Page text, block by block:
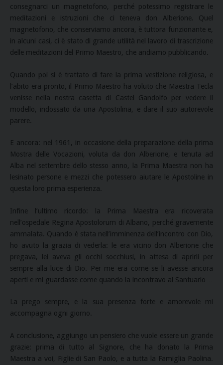
consegnarci un magnetofono, perché potessimo registrare le
meditazioni e istruzioni che ci teneva don Alberione. Quel
magnetofono, che conserviamo ancora, è tuttora funzionante e,
in alcuni casi, ci è stato di grande utilità nel lavoro di trascrizione
delle meditazioni del Primo Maestro, che andiamo pubblicando.
Quando poi si è trattato di fare la prima vestizione religiosa, e
l’abito era pronto, il Primo Maestro ha voluto che Maestra Tecla
venisse nella nostra casetta di Castel Gandolfo per vedere il
modello, indossato da una Apostolina, e dare il suo autorevole
parere.
E ancora: nel 1961, in occasione della preparazione della prima
Mostra delle Vocazioni, voluta da don Alberione, e tenuta ad
Alba nel settembre dello stesso anno, la Prima Maestra non ha
lesinato persone e mezzi che potessero aiutare le Apostoline in
questa loro prima esperienza.
Infine l’ultimo ricordo: la Prima Maestra era ricoverata
nell’ospedale Regina Apostolorum di Albano, perché gravemente
ammalata. Quando è stata nell’imminenza dell’incontro con Dio,
ho avuto la grazia di vederla: le era vicino don Alberione che
pregava, lei aveva gli occhi socchiusi, in attesa di aprirli per
sempre alla luce di Dio. Per me era come se li avesse ancora
aperti e mi guardasse come quando la incontravo al Santuario…
La prego sempre, e la sua presenza forte e amorevole mi
accompagna ogni giorno.
A conclusione, aggiungo un pensiero che vuole essere un grande
grazie: prima di tutto al Signore, che ha donato la Prima
Maestra a voi, Figlie di San Paolo, e a tutta la Famiglia Paolina.